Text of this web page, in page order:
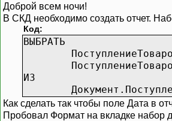
Доброй всем ночи!
В СКД необходимо создать отчет.
Код:
ВЫБРАТЬ
ИЗ
Как сделать так чтобы поле Дата в
Пробовал Формат на вкладке набор